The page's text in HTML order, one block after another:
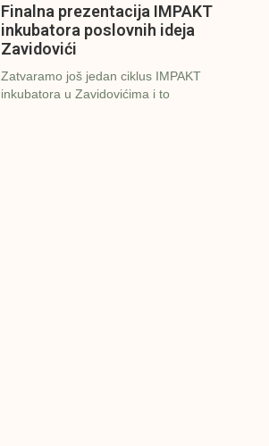
Finalna prezentacija IMPAKT
inkubatora poslovnih ideja
Zavidovići
Zatvaramo još jedan ciklus IMPAKT
inkubatora u Zavidovićima i to